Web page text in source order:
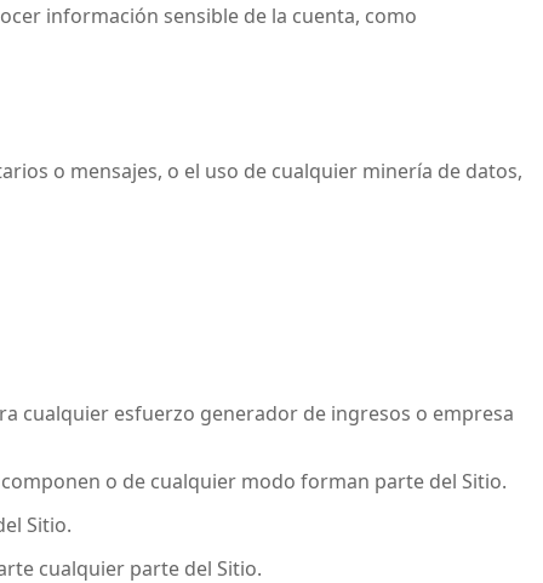
información sensible de la cuenta, como
o mensajes, o el uso de cualquier minería de datos,
cualquier esfuerzo generador de ingresos o empresa
o de cualquier modo forman parte del Sitio.
Sitio.
cualquier parte del Sitio.